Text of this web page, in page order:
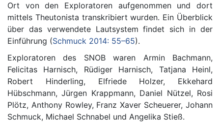
Ort von den Exploratoren aufgenommen und dort
mittels Theutonista transkribiert wurden. Ein Überblick
über das verwendete Lautsystem findet sich in der
Einführung (Schmuck 2014: 55–65).
Exploratoren des SNOB waren Armin Bachmann,
Felicitas Harnisch, Rüdiger Harnisch, Tatjana Heinl,
Robert Hinderling, Elfriede Holzer, Ekkehard
Hübschmann, Jürgen Krappmann, Daniel Nützel, Rosi
Plötz, Anthony Rowley, Franz Xaver Scheuerer, Johann
Schmuck, Michael Schnabel und Angelika Stieß.